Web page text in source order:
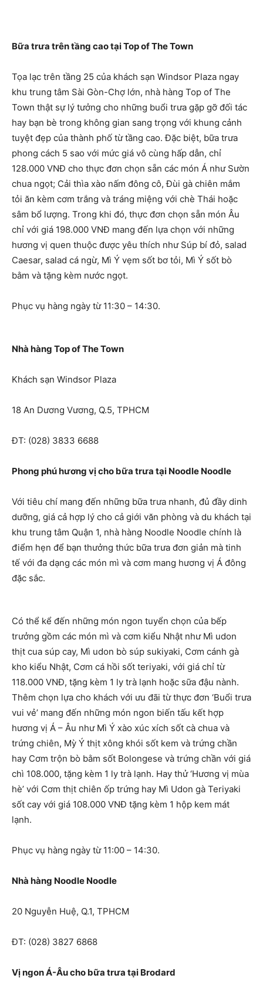
Bữa trưa trên tầng cao tại Top of The Town
Tọa lạc trên tầng 25 của khách sạn Windsor Plaza ngay
khu trung tâm Sài Gòn-Chợ lớn, nhà hàng Top of The
Town thật sự lý tưởng cho những buổi trưa gặp gỡ đối tác
hay bạn bè trong không gian sang trọng với khung cảnh
tuyệt đẹp của thành phố từ tầng cao. Đặc biệt, bữa trưa
phong cách 5 sao với mức giá vô cùng hấp dẫn, chỉ
128.000 VNĐ cho thực đơn chọn sẵn các món Á như Sườn
chua ngọt; Cải thìa xào nấm đông cô, Đùi gà chiên mắm
tỏi ăn kèm cơm trắng và tráng miệng với chè Thái hoặc
sâm bổ lượng. Trong khi đó, thực đơn chọn sẵn món Âu
chỉ với giá 198.000 VNĐ mang đến lựa chọn với những
hương vị quen thuộc được yêu thích như Súp bí đỏ, salad
Caesar, salad cá ngừ, Mì Ý vẹm sốt bơ tỏi, Mì Ý sốt bò
bằm và tặng kèm nước ngọt.
Phục vụ hàng ngày từ 11:30 – 14:30.
Nhà hàng Top of The Town
Khách sạn Windsor Plaza
18 An Dương Vương, Q.5, TPHCM
ĐT: (028) 3833 6688
Phong phú hương vị cho bữa trưa tại Noodle Noodle
Với tiêu chí mang đến những bữa trưa nhanh, đủ đầy dinh
dưỡng, giá cả hợp lý cho cả giới văn phòng và du khách tại
khu trung tâm Quận 1, nhà hàng Noodle Noodle chính là
điểm hẹn để bạn thưởng thức bữa trưa đơn giản mà tinh
tế với đa dạng các món mì và cơm mang hương vị Á đông
đặc sắc.
Có thể kể đến những món ngon tuyển chọn của bếp
trưởng gồm các món mì và cơm kiểu Nhật như Mì udon
thịt cua súp cay, Mì udon bò súp sukiyaki, Cơm cánh gà
kho kiểu Nhật, Cơm cá hồi sốt teriyaki, với giá chỉ từ
118.000 VNĐ, tặng kèm 1 ly trà lạnh hoặc sữa đậu nành.
Thêm chọn lựa cho khách với ưu đãi từ thực đơn ‘Buổi trưa
vui vẻ’ mang đến những món ngon biến tấu kết hợp
hương vị Á – Âu như Mì Ý xào xúc xích sốt cà chua và
trứng chiên, Mỳ Ý thịt xông khói sốt kem và trứng chần
hay Cơm trộn bò bằm sốt Bolongese và trứng chần với giá
chì 108.000, tặng kèm 1 ly trà lạnh. Hay thử ‘Hương vị mùa
hè’ với Cơm thịt chiên ốp trứng hay Mì Udon gà Teriyaki
sốt cay với giá 108.000 VNĐ tặng kèm 1 hộp kem mát
lạnh.
Phục vụ hàng ngày từ 11:00 – 14:30.
Nhà hàng Noodle Noodle
20 Nguyễn Huệ, Q.1, TPHCM
ĐT: (028) 3827 6868
Vị ngon Á-Âu cho bữa trưa tại Brodard